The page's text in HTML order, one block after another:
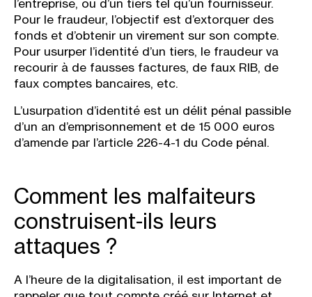
l’entreprise, ou d’un tiers tel qu’un fournisseur.
Pour le fraudeur, l’objectif est d’extorquer des
fonds et d’obtenir un virement sur son compte.
Pour usurper l’identité d’un tiers, le fraudeur va
recourir à de fausses factures, de faux RIB, de
faux comptes bancaires, etc.
L’usurpation d’identité est un délit pénal passible
d’un an d’emprisonnement et de 15 000 euros
d’amende par l’article 226-4-1 du Code pénal.
Comment les malfaiteurs
construisent-ils leurs
attaques ?
A l’heure de la digitalisation, il est important de